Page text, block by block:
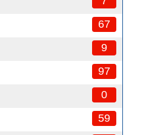
67
9
97
0
59